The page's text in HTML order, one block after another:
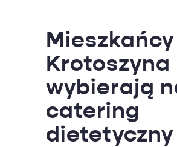
Mieszkańcy
Krotoszyna
wybierają
catering
dietetyczny